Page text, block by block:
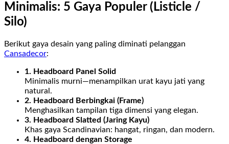
Minimalis: 5 Gaya Populer (Listicle /
Silo)
Berikut gaya desain yang paling diminati pelanggan
Cansadecor:
1. Headboard Panel Solid
Minimalis murni—menampilkan urat kayu jati yang
natural.
2. Headboard Berbingkai (Frame)
Menghasilkan tampilan tiga dimensi yang elegan.
3. Headboard Slatted (Jaring Kayu)
Khas gaya Scandinavian: hangat, ringan, dan modern.
4. Headboard dengan Storage